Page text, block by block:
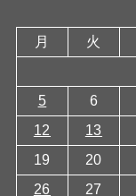
月
火
5
6
12
13
19
20
26
27